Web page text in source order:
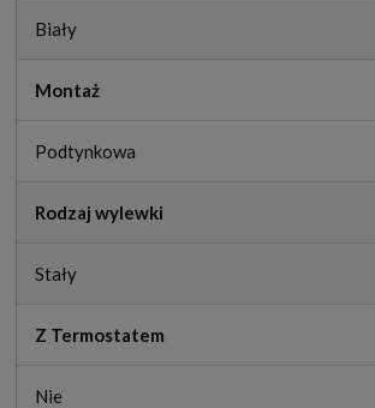
Biały
Montaż
Podtynkowa
Rodzaj wylewki
Stały
Z Termostatem
Nie